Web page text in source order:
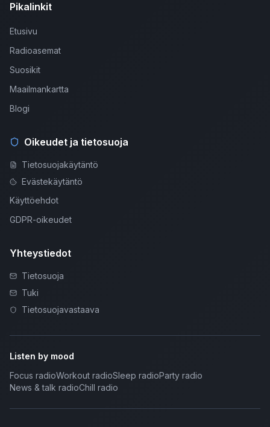
Pikalinkit
Etusivu
Radioasemat
Suosikit
Maailmankartta
Blogi
Oikeudet ja tietosuoja
Tietosuojakäytäntö
Evästekäytäntö
Käyttöehdot
GDPR-oikeudet
Yhteystiedot
Tietosuoja
Tuki
Tietosuojavastaava
Listen by mood
Focus radioWorkout radioSleep radioParty radio
News & talk radioChill radio